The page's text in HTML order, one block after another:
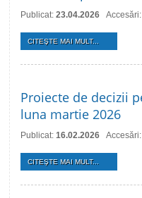
Publicat: 23.04.2026
CITEŞTE MAI MULT...
Proiecte de decizii
luna martie 2026
Publicat: 16.02.2026
CITEŞTE MAI MULT...